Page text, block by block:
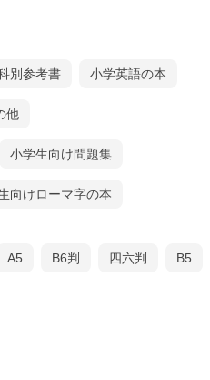
別参考書 小学英語の本
他
小学生向け問題集
向けローマ字の本
A5 B6判 四六判 B5